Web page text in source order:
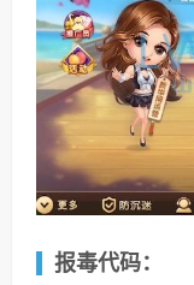
报毒代码：